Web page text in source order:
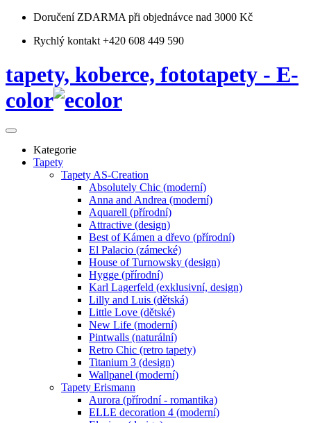
Doručení ZDARMA při objednávce nad 3000 Kč
Rychlý kontakt +420 608 449 590
tapety, koberce, fototapety - E-
color
Kategorie
Tapety
Tapety AS-Creation
Absolutely Chic (moderní)
Anna and Andrea (moderní)
Aquarell (přírodní)
Attractive (design)
Best of Kámen a dřevo (přírodní)
El Palacio (zámecké)
House of Turnowsky (design)
Hygge (přírodní)
Karl Lagerfeld (exklusivní, design)
Lilly and Luis (dětská)
Little Love (dětské)
New Life (moderní)
Pintwalls (naturální)
Retro Chic (retro tapety)
Titanium 3 (design)
Wallpanel (moderní)
Tapety Erismann
Aurora (přírodní - romantika)
ELLE decoration 4 (moderní)